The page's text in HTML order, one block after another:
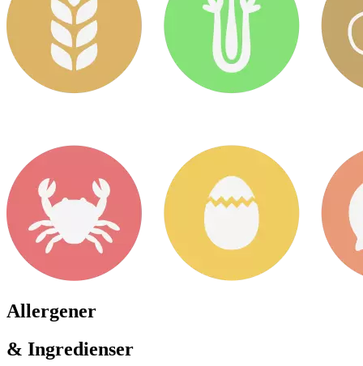
Allergener
& Ingredienser